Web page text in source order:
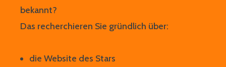
bekannt?
Das recherchieren Sie gründlich über:
die Website des Stars